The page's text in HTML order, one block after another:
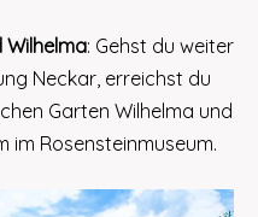
Wilhelma: Gehst du weiter
Neckar, erreichst du
Garten Wilhelma und
im Rosensteinmuseum.